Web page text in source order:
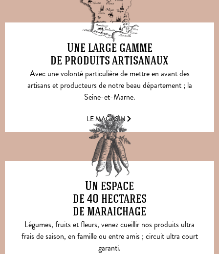
Une large gamme
de produits artisanaux
Avec une volonté particulière de mettre en avant des
artisans et producteurs de notre beau département ; la
Seine-et-Marne.
LE MAGASIN
Un espace
de 40 hectares
de maraichage
Légumes, fruits et fleurs, venez cueillir nos produits ultra
frais de saison, en famille ou entre amis ; circuit ultra court
garanti.